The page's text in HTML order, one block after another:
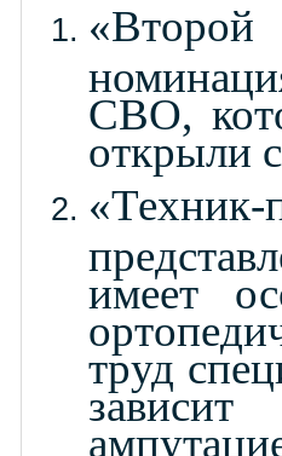
СВО,
открыли
имеет
труд